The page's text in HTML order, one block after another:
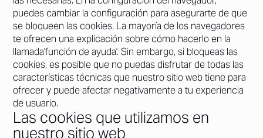
puedes cambiar la configuración para asegurarte de que
se bloqueen las cookies. La mayoría de los navegadores
te ofrecen una explicación sobre cómo hacerlo en la
llamada'función de ayuda'. Sin embargo, si bloqueas las
cookies, es posible que no puedas disfrutar de todas las
características técnicas que nuestro sitio web tiene para
ofrecer y puede afectar negativamente a tu experiencia
de usuario.
Las cookies que utilizamos en
nuestro sitio web